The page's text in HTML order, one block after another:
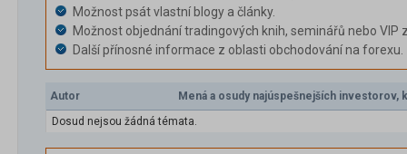
Možnost psát vlastní blogy a články.
Možnost objednání tradingových knih, seminářů nebo VIP
Další přínosné informace z oblasti obchodování na forexu.
Autor
Mená a osudy najúspešnejších
Dosud nejsou žádná témata.